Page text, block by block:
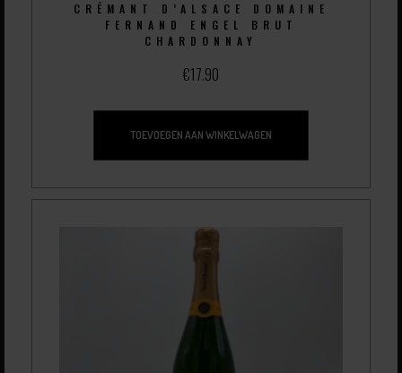
CRÉMANT D’ALSACE DOMAINE
FERNAND ENGEL BRUT
CHARDONNAY
€17.90
TOEVOEGEN AAN WINKELWAGEN